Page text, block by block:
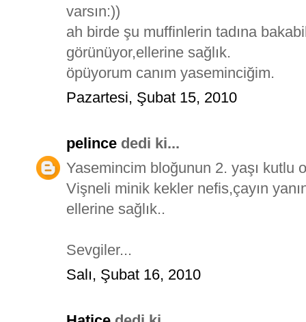
varsın:))
ah birde şu muffinlerin tadına
görünüyor,ellerine sağlık.
öpüyorum canım yaseminciğim.
Pazartesi, Şubat 15, 2010
pelince dedi ki...
Yasemincim bloğunun 2. yaşı kutlu
Vişneli minik kekler nefis,çayın
ellerine sağlık..
Sevgiler...
Salı, Şubat 16, 2010